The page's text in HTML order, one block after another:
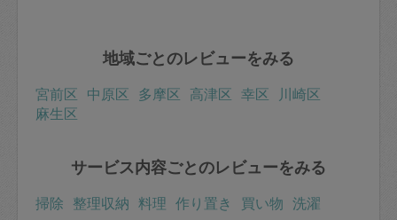
地域ごとのレビューをみる
宮前区 中原区 多摩区 高津区 幸区
川崎区
麻生区
サービス内容ごとのレビューをみる
掃除 整理収納 料理 作り置き 買い物 洗濯